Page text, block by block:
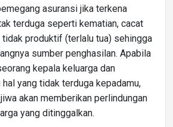
asuransi jika terkena
terduga seperti kematian, cacat
tidak produktif (terlalu tua) sehingga
sumber penghasilan. Apabila
kepala keluarga dan
yang tidak terduga kepadamu,
akan memberikan perlindungan
yang ditinggalkan.